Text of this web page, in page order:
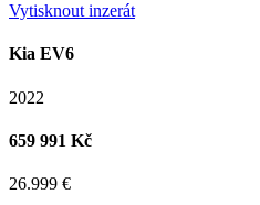
Vytisknout inzerát
Kia EV6
2022
659 991 Kč
26.999 €